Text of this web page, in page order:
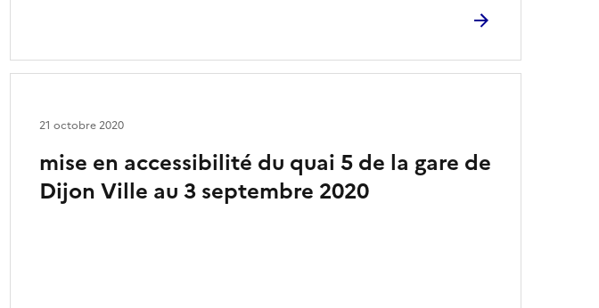
mise en accessibilité du quai 5 de la gare de
Dijon Ville au 3 septembre 2020
21 octobre 2020